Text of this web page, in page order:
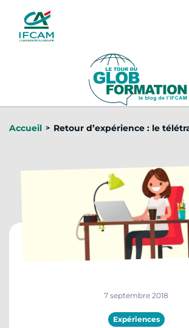
Accueil Retour d’expérience : le
7 septembre 2018
Expériences